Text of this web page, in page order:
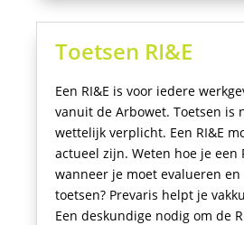
Toetsen RI&E
Een RI&E is voor iedere
vanuit de Arbowet. Toetsen is
wettelijk verplicht. Een RI&E
actueel zijn. Weten hoe je een
wanneer je moet evalueren
toetsen? Prevaris helpt je
Een deskundige nodig om de